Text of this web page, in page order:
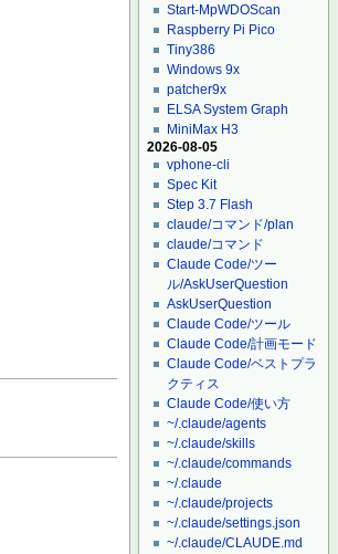
Start-MpWDOScan
Raspberry Pi Pico
Tiny386
Windows 9x
patcher9x
ELSA System Graph
MiniMax H3
2026-08-05
vphone-cli
Spec Kit
Step 3.7 Flash
claude/コマンド/plan
claude/コマンド
Claude Code/ツー
ル/AskUserQuestion
AskUserQuestion
Claude Code/ツール
Claude Code/計画モード
Claude Code/ベストプラ
クティス
Claude Code/使い方
~/.claude/agents
~/.claude/skills
~/.claude/commands
~/.claude
~/.claude/projects
~/.claude/settings.json
~/.claude/CLAUDE.md